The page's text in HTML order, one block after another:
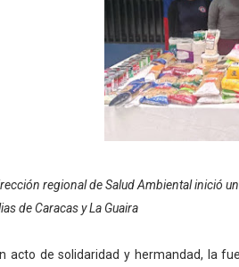
Instituto Nacional de
Gobernación de Mérida
Corposalud inició talleres
Campo Elías consolida
Fundecem inició con
regional de Salud Ambiental inició
de Caracas y La Guaira
acto de solidaridad y hermandad, la